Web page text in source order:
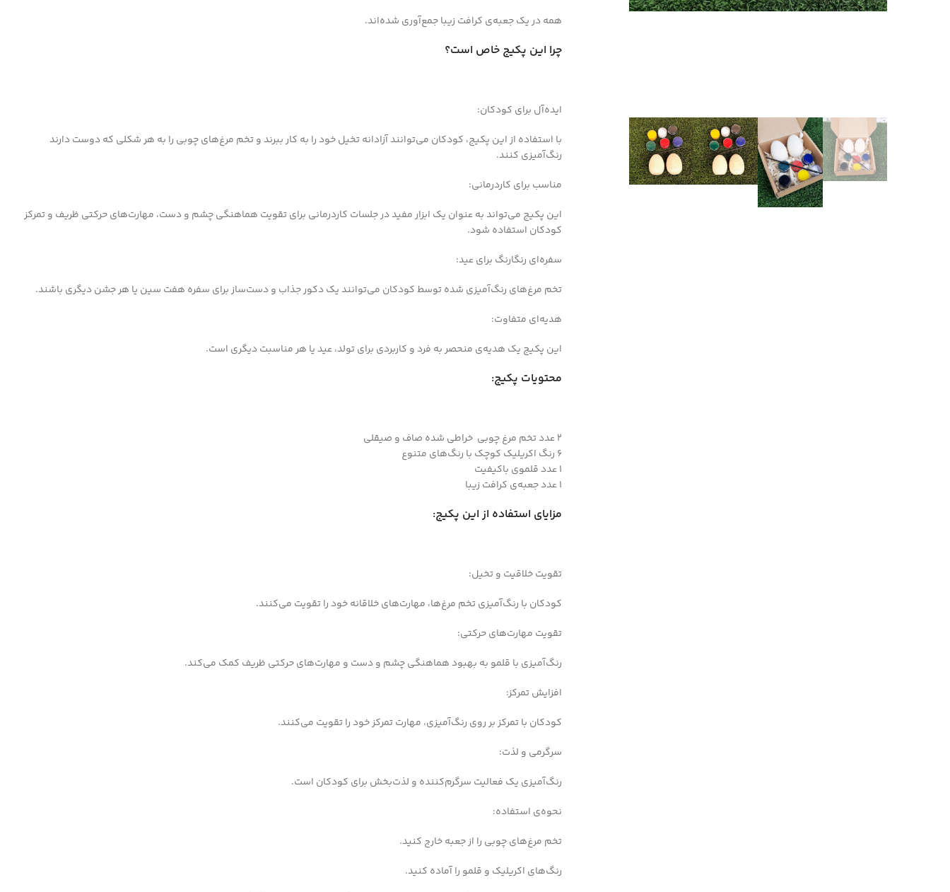
همه در یک جعبه‌ی کرافت زیبا جمع‌آوری شده‌اند.
چرا این پکیج خاص است؟
ایده‌آل برای کودکان:
با استفاده از این پکیج، کودکان می‌توانند آزادانه تخیل خود را به کار ببرند و تخم مرغ‌های چوبی را به هر شکلی که دوست دارند
رنگ‌آمیزی کنند.
مناسب برای کاردرمانی:
این پکیج می‌تواند به عنوان یک ابزار مفید در جلسات کاردرمانی برای تقویت هماهنگی چشم و دست، مهارت‌های حرکتی ظریف و تمرکز
کودکان استفاده شود.
سفره‌ای رنگارنگ برای عید:
تخم مرغ‌های رنگ‌آمیزی شده توسط کودکان می‌توانند یک دکور جذاب و دست‌ساز برای سفره هفت سین یا هر جشن دیگری باشند.
هدیه‌ای متفاوت:
این پکیج یک هدیه‌ی منحصر به فرد و کاربردی برای تولد، عید یا هر مناسبت دیگری است.
محتویات پکیج:
2 عدد تخم مرغ چوبی خراطی شده صاف و صیقلی
6 رنگ اکریلیک کوچک با رنگ‌های متنوع
1 عدد قلموی باکیفیت
1 عدد جعبه‌ی کرافت زیبا
مزایای استفاده از این پکیج:
تقویت خلاقیت و تخیل:
کودکان با رنگ‌آمیزی تخم مرغ‌ها، مهارت‌های خلاقانه خود را تقویت می‌کنند.
تقویت مهارت‌های حرکتی:
رنگ‌آمیزی با قلمو به بهبود هماهنگی چشم و دست و مهارت‌های حرکتی ظریف کمک می‌کند.
افزایش تمرکز:
کودکان با تمرکز بر روی رنگ‌آمیزی، مهارت تمرکز خود را تقویت می‌کنند.
سرگرمی و لذت:
رنگ‌آمیزی یک فعالیت سرگرم‌کننده و لذت‌بخش برای کودکان است.
نحوه‌ی استفاده:
تخم مرغ‌های چوبی را از جعبه خارج کنید.
رنگ‌های اکریلیک و قلمو را آماده کنید.